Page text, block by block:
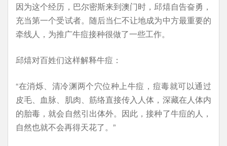
因为这个经历，巴尔密斯来到澳门时，邱熺自告奋勇，
充当第一个受试者。随后当仁不让地成为中方最重要的
牵线人，为推广牛痘接种很做了一些工作。
邱熺对百姓们这样解释牛痘：
“在消烁、清冷渊两个穴位种上牛痘，痘毒就可以通过
皮毛、血脉、肌肉、筋络直接传入人体，深藏在人体内
的胎毒，就会自然引出体外。因此，接种了牛痘的人，
自然也就不会再得天花了。”